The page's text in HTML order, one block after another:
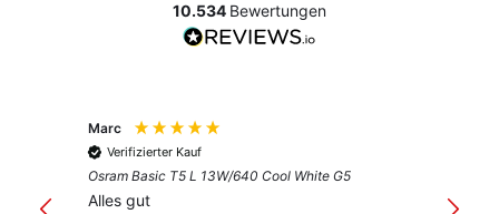
10.534 Bewertungen
Marc
Verifizierter Kauf
Osram Basic T5 L 13W/640 Cool White G5
Alles gut